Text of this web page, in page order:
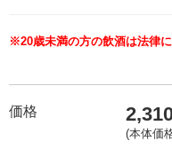
※20歳未満の方の飲酒は法律
価格
(本体価